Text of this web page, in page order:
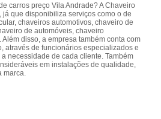
carros preço Vila Andrade? A Chaveiro
que disponibiliza serviços como o de
chaveiros automotivos, chaveiro de
de automóveis, chaveiro
disso, a empresa também conta com
através de funcionários especializados e
necessidade de cada cliente. Também
em instalações de qualidade,